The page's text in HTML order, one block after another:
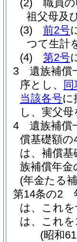
(2)
職員
祖父母及
(3)
前2号
つて生計
(4)
第2号
3
遺族補償
序とし、
当該各号に
し、実父
4
遺族補償
償基礎額の
は、補償
族補償年
(年金たる
第14条の2
は、これ
は、これ
(昭和